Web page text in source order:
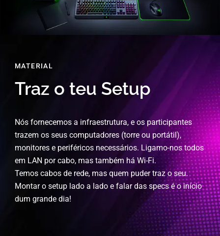
Nós fornecemos a infraestrutura, e os participantes
monitores e periféricos necessários. Ligamo-nos todos
em LAN por cabo, mas também há Wi-Fi.
Temos cabos de rede, mas quem puder traz o seu.
Montar o setup lado a lado e falar das specs é o início